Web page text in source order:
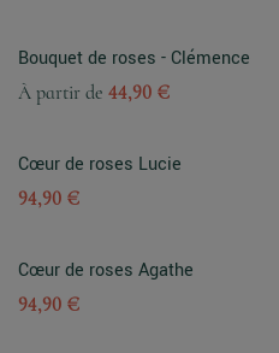
Bouquet de roses - Clémence
À partir de 44,90 €
Cœur de roses Lucie
94,90 €
Cœur de roses Agathe
94,90 €